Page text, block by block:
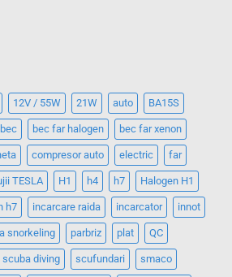
12V / 55W 21W auto BA15S
bec bec far halogen bec far xenon
compresor auto electric far
TESLA H1 h4 h7 Halogen H1
h7 incarcare raida incarcator innot
snorkeling parbriz plat QC
scuba diving scufundari smaco